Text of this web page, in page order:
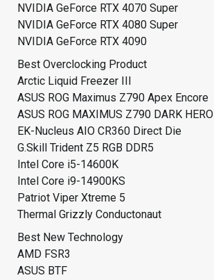
NVIDIA GeForce RTX 4070 Super
NVIDIA GeForce RTX 4080 Super
NVIDIA GeForce RTX 4090
Best Overclocking Product
Arctic Liquid Freezer III
ASUS ROG Maximus Z790 Apex Encore
ASUS ROG MAXIMUS Z790 DARK HERO
EK-Nucleus AIO CR360 Direct Die
G.Skill Trident Z5 RGB DDR5
Intel Core i5-14600K
Intel Core i9-14900KS
Patriot Viper Xtreme 5
Thermal Grizzly Conductonaut
Best New Technology
AMD FSR3
ASUS BTF